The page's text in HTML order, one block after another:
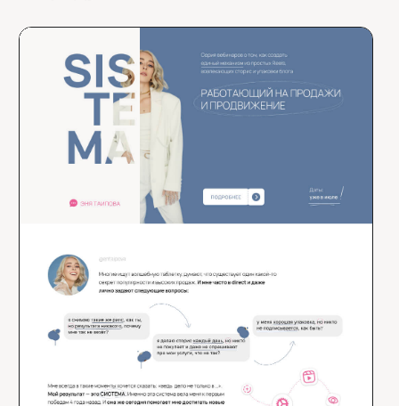
109.000
дней
9 0 правок
Продвижение сайта в поисковых системах: привлеките
целевые заявки в ваш бизнес.
сайтов на Тильде